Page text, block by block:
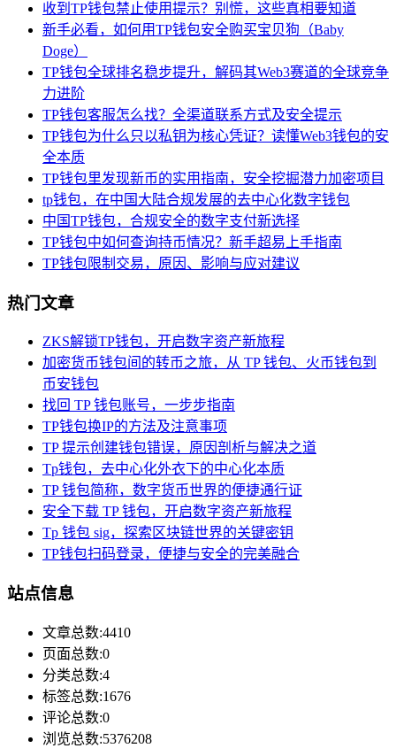
收到TP钱包禁止使用提示？别慌，这些真相要知道
新手必看，如何用TP钱包安全购买宝贝狗（Baby
Doge）
TP钱包全球排名稳步提升，解码其Web3赛道的全球竞争
力进阶
TP钱包客服怎么找？全渠道联系方式及安全提示
TP钱包为什么只以私钥为核心凭证？读懂Web3钱包的安
全本质
TP钱包里发现新币的实用指南，安全挖掘潜力加密项目
tp钱包，在中国大陆合规发展的去中心化数字钱包
中国TP钱包，合规安全的数字支付新选择
TP钱包中如何查询持币情况？新手超易上手指南
TP钱包限制交易，原因、影响与应对建议
热门文章
ZKS解锁TP钱包，开启数字资产新旅程
加密货币钱包间的转币之旅，从 TP 钱包、火币钱包到
币安钱包
找回 TP 钱包账号，一步步指南
TP钱包换IP的方法及注意事项
TP 提示创建钱包错误，原因剖析与解决之道
Tp钱包，去中心化外衣下的中心化本质
TP 钱包简称，数字货币世界的便捷通行证
安全下载 TP 钱包，开启数字资产新旅程
Tp 钱包 sig，探索区块链世界的关键密钥
TP钱包扫码登录，便捷与安全的完美融合
站点信息
文章总数:4410
页面总数:0
分类总数:4
标签总数:1676
评论总数:0
浏览总数:5376208